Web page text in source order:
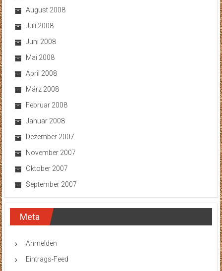
August 2008
Juli 2008
Juni 2008
Mai 2008
April 2008
März 2008
Februar 2008
Januar 2008
Dezember 2007
November 2007
Oktober 2007
September 2007
Meta
Anmelden
Eintrags-Feed